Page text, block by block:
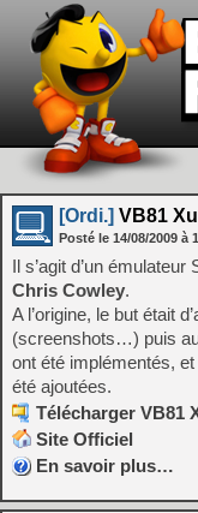
[Ordi.] VB81
Posté le 14/08/2009 à
Il s’agit d’un
Chris Cowley.
A l’origine, le but était
(screenshots…) puis
ont été implémentés,
été ajoutées.
Télécharger VB81
Site Officiel
En savoir plus…